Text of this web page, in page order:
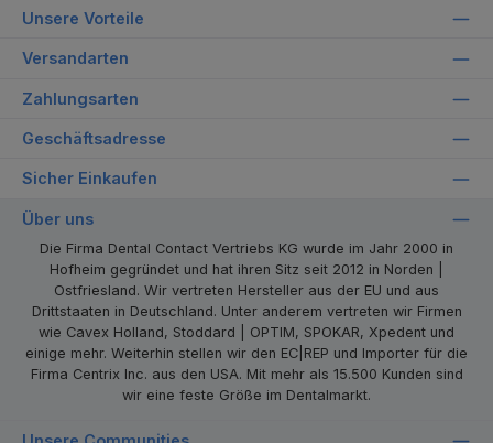
Unsere Vorteile
Versandarten
Zahlungsarten
Geschäftsadresse
Sicher Einkaufen
Über uns
Die Firma Dental Contact Vertriebs KG wurde im Jahr 2000 in
Hofheim gegründet und hat ihren Sitz seit 2012 in Norden |
Ostfriesland. Wir vertreten Hersteller aus der EU und aus
Drittstaaten in Deutschland. Unter anderem vertreten wir Firmen
wie Cavex Holland, Stoddard | OPTIM, SPOKAR, Xpedent und
einige mehr. Weiterhin stellen wir den EC|REP und Importer für die
Firma Centrix Inc. aus den USA. Mit mehr als 15.500 Kunden sind
wir eine feste Größe im Dentalmarkt.